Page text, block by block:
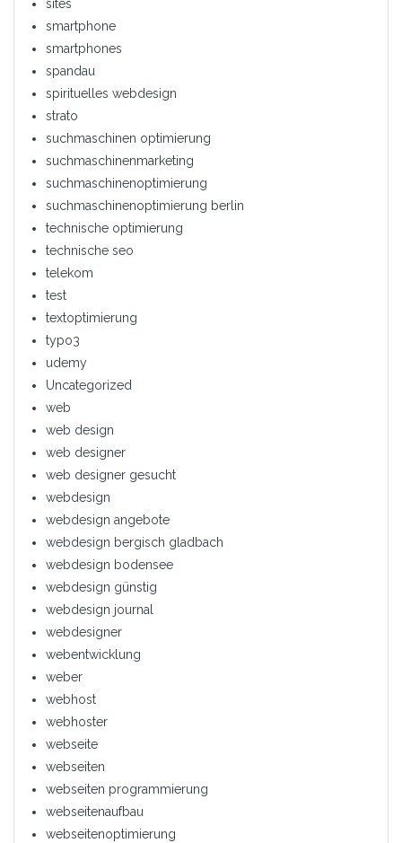
sites
smartphone
smartphones
spandau
spirituelles webdesign
strato
suchmaschinen optimierung
suchmaschinenmarketing
suchmaschinenoptimierung
suchmaschinenoptimierung berlin
technische optimierung
technische seo
telekom
test
textoptimierung
typo3
udemy
Uncategorized
web
web design
web designer
web designer gesucht
webdesign
webdesign angebote
webdesign bergisch gladbach
webdesign bodensee
webdesign günstig
webdesign journal
webdesigner
webentwicklung
weber
webhost
webhoster
webseite
webseiten
webseiten programmierung
webseitenaufbau
webseitenoptimierung